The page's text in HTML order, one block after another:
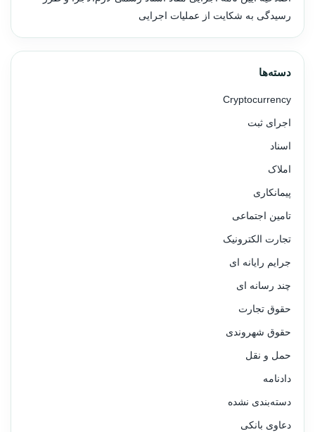
رسیدگی به شکایت از عملیات اجرایی
دسته‌ها
Cryptocurrency
اجرای ثبت
اسناد
املاک
پیمانکاری
تامین اجتماعی
تجارت الکترونیک
جرایم رایانه ای
چند رسانه ای
حقوق تجارت
حقوق شهروندی
حمل و نقل
دادنامه
دسته‌بندی نشده
دعاوی بانکی